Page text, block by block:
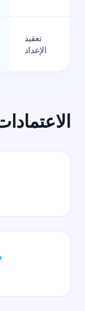
تعقيد
الإعداد
<30